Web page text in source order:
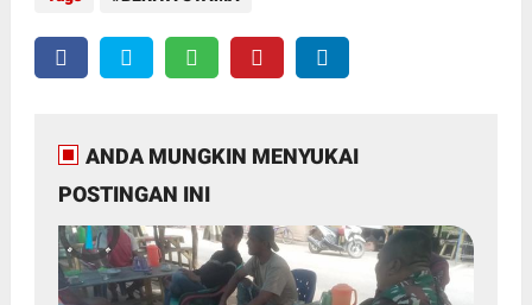
ANDA MUNGKIN MENYUKAI
POSTINGAN INI